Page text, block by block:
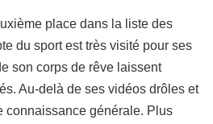
place dans la liste des
du sport est très visité pour ses
son corps de rêve laissent
Au-delà de ses vidéos drôles et
connaissance générale. Plus